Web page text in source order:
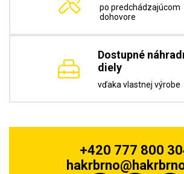
po predchádzajúcom
dohovore
Dostupné
diely
vďaka vlastnej výrobe
+420 777 800